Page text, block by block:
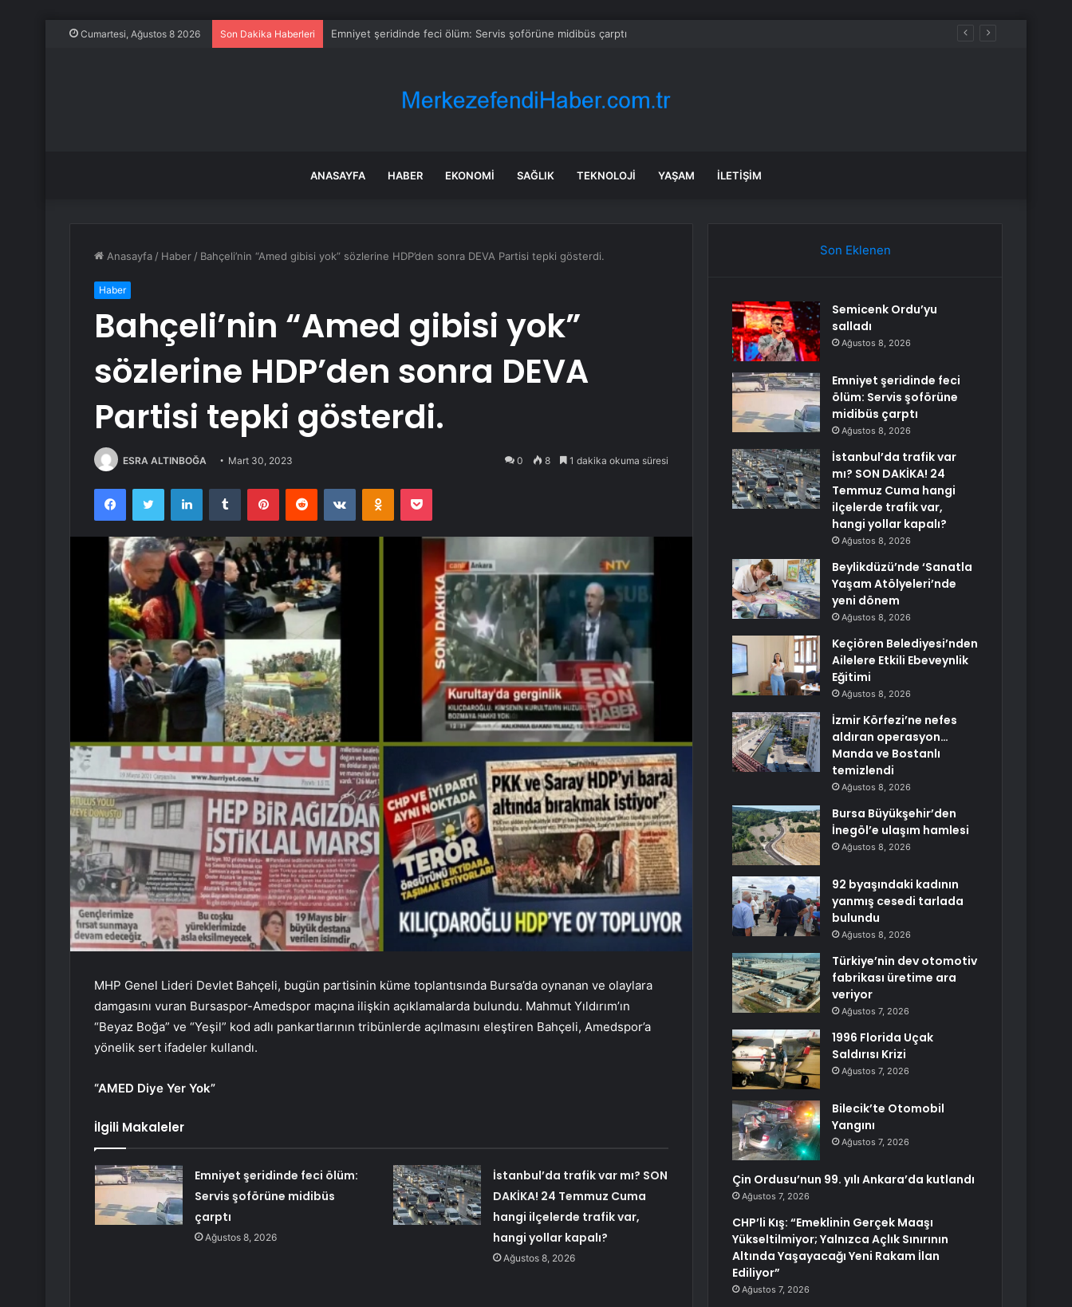
Cumartesi, Ağustos 8 2026 Son Dakika Haberleri İstanbul’da trafik var mı? SON DAKİKA! 24 Temmuz Cuma hangi ilçelerde trafik var, hangi yollar kapalı?
ANASAYFA HABER EKONOMI SAĞLIK TEKNOLOJI YAŞAM İLETIŞIM
Anasayfa / Haber / Bahçeli’nin “Amed gibisi yok” sözlerine HDP’den sonra DEVA Partisi tepki gösterdi.
Haber
Bahçeli’nin “Amed gibisi yok”
sözlerine HDP’den sonra DEVA
Partisi tepki gösterdi.
ESRA ALTINBOĞA Mart 30, 2023 0 8 1 dakika okuma süresi
FacebookTwitter LinkedInTumblr PinterestReddit VKontakteOdnoklassniki
Pocket
MHP Genel Lideri Devlet Bahçeli, bugün partisinin küme toplantısında Bursa’da oynanan ve olaylara
damgasını vuran Bursaspor-Amedspor maçına ilişkin açıklamalarda bulundu. Mahmut Yıldırım’ın
“Beyaz Boğa” ve “Yeşil” kod adlı pankartlarının tribünlerde açılmasını eleştiren Bahçeli, Amedspor’a
yönelik sert ifadeler kullandı.
“AMED Diye Yer Yok”
İlgili Makaleler
Emniyet şeridinde feci ölüm:
Servis şoförüne midibüs
çarptı
Ağustos 8, 2026
İstanbul’da trafik var mı? SON
DAKİKA! 24 Temmuz Cuma
hangi ilçelerde trafik var,
hangi yollar kapalı?
Ağustos 8, 2026
Son Eklenen
Semicenk Ordu’yu
salladı
Ağustos 8, 2026
Emniyet şeridinde feci
ölüm: Servis şoförüne
midibüs çarptı
Ağustos 8, 2026
İstanbul’da trafik var
mı? SON DAKİKA! 24
Temmuz Cuma hangi
ilçelerde trafik var,
hangi yollar kapalı?
Ağustos 8, 2026
Beylikdüzü’nde ‘Sanatla
Yaşam Atölyeleri’nde
yeni dönem
Ağustos 8, 2026
Keçiören Belediyesi’nden
Ailelere Etkili Ebeveynlik
Eğitimi
Ağustos 8, 2026
İzmir Körfezi’ne nefes
aldıran operasyon…
Manda ve Bostanlı
temizlendi
Ağustos 8, 2026
Bursa Büyükşehir’den
İnegöl’e ulaşım hamlesi
Ağustos 8, 2026
92 byaşındaki kadının
yanmış cesedi tarlada
bulundu
Ağustos 8, 2026
Türkiye’nin dev otomotiv
fabrikası üretime ara
veriyor
Ağustos 7, 2026
1996 Florida Uçak
Saldırısı Krizi
Ağustos 7, 2026
Bilecik’te Otomobil
Yangını
Ağustos 7, 2026
Çin Ordusu’nun 99. yılı Ankara’da kutlandı
Ağustos 7, 2026
CHP’li Kış: “Emeklinin Gerçek Maaşı
Yükseltilmiyor; Yalnızca Açlık Sınırının
Altında Yaşayacağı Yeni Rakam İlan
Ediliyor”
Ağustos 7, 2026